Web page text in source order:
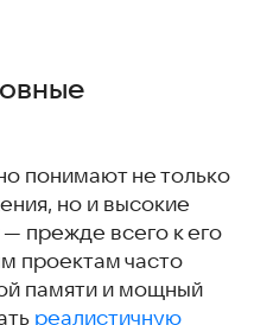
под сложные игры
8x
понимают не только
но и высокие
— прежде всего к его
проектам часто
памяти и мощный
реалистичную